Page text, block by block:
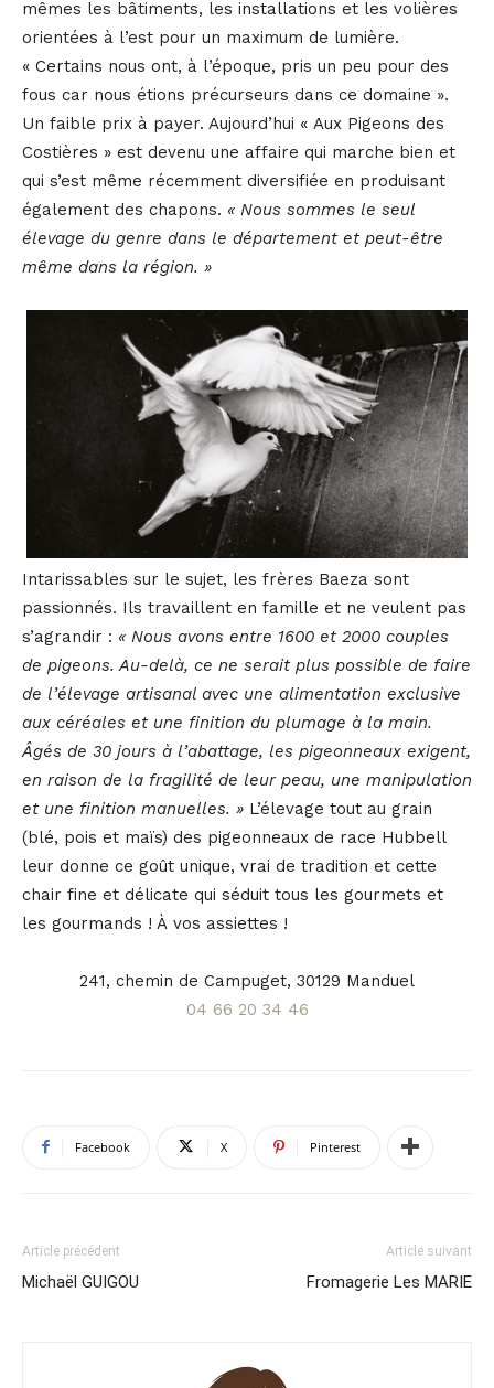
mêmes les bâtiments, les installations et les volières
orientées à l’est pour un maximum de lumière.
« Certains nous ont, à l’époque, pris un peu pour des
fous car nous étions précurseurs dans ce domaine ».
Un faible prix à payer. Aujourd’hui « Aux Pigeons des
Costières » est devenu une affaire qui marche bien et
qui s’est même récemment diversifiée en produisant
également des chapons. « Nous sommes le seul
élevage du genre dans le département et peut-être
même dans la région. »
Intarissables sur le sujet, les frères Baeza sont
passionnés. Ils travaillent en famille et ne veulent pas
s’agrandir : « Nous avons entre 1600 et 2000 couples
de pigeons. Au-delà, ce ne serait plus possible de faire
de l’élevage artisanal avec une alimentation exclusive
aux céréales et une finition du plumage à la main.
Âgés de 30 jours à l’abattage, les pigeonneaux exigent,
en raison de la fragilité de leur peau, une manipulation
et une finition manuelles. » L’élevage tout au grain
(blé, pois et maïs) des pigeonneaux de race Hubbell
leur donne ce goût unique, vrai de tradition et cette
chair fine et délicate qui séduit tous les gourmets et
les gourmands ! À vos assiettes !
241, chemin de Campuget, 30129 Manduel
04 66 20 34 46
Facebook X Pinterest
Article précédent
Michaël GUIGOU
Article suivant
Fromagerie Les MARIE